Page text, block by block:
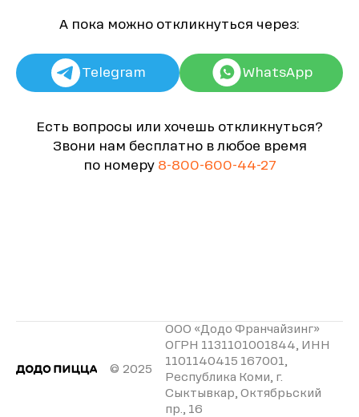
А пока можно откликнуться через:
Telegram WhatsApp
Есть вопросы или хочешь откликнуться?
Звони нам бесплатно в любое время
по номеру 8-800-600-44-27
© 2025
ООО «Додо Франчайзинг»
ОГРН 1131101001844, ИНН
1101140415 167001,
Республика Коми, г.
Сыктывкар, Октябрьский
пр., 16